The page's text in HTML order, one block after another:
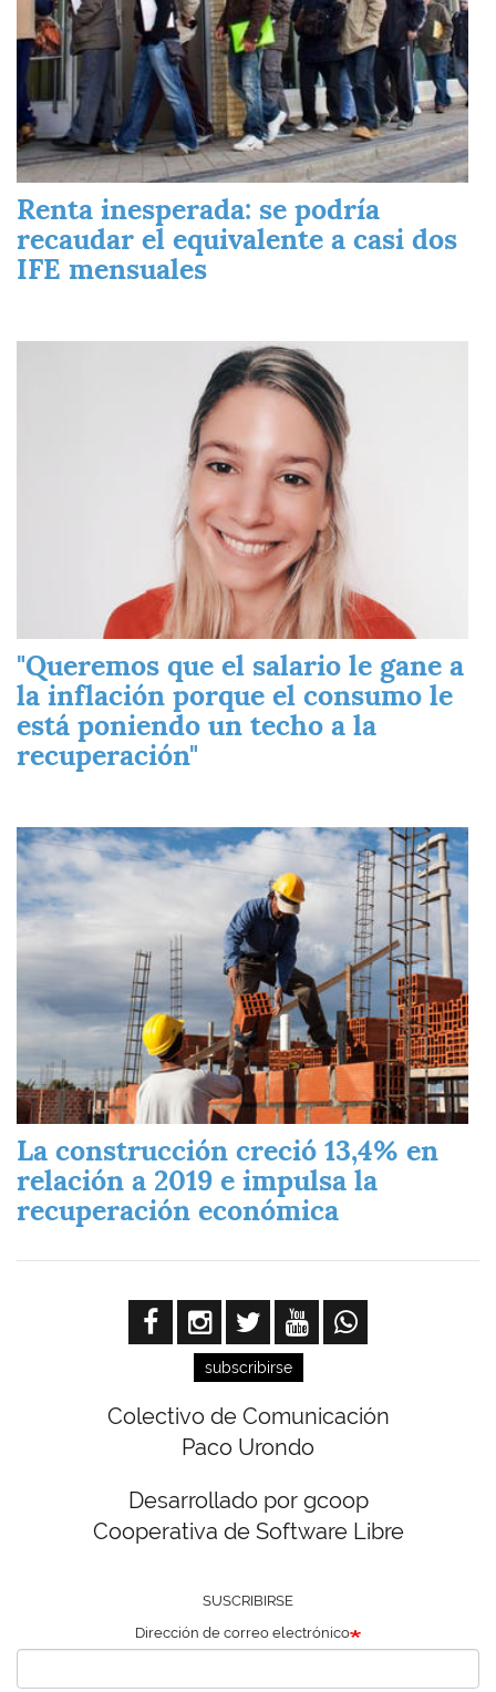
Renta inesperada: se podría
recaudar el equivalente a casi dos
IFE mensuales
"Queremos que el salario le gane a
la inflación porque el consumo le
está poniendo un techo a la
recuperación"
Imagen
La construcción creció 13,4% en
relación a 2019 e impulsa la
recuperación económica
subscribirse
Colectivo de Comunicación
Paco Urondo
Desarrollado por gcoop
Cooperativa de Software Libre
SUSCRIBIRSE
Dirección de correo electrónico